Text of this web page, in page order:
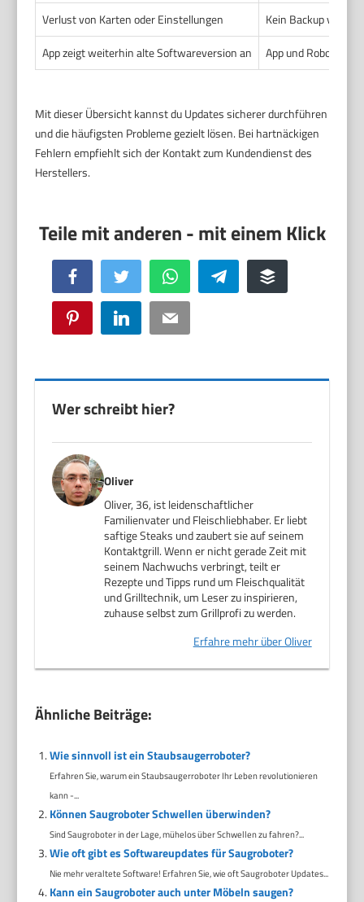
Verlust von Karten oder Einstellungen
Kein Backup vor
App zeigt weiterhin alte Softwareversion an
App und Roboter
Mit dieser Übersicht kannst du Updates sicherer durchführen
und die häufigsten Probleme gezielt lösen. Bei hartnäckigen
Fehlern empfiehlt sich der Kontakt zum Kundendienst des
Herstellers.
Facebook Twitter WhatsApp Telegram Buffer
Pinterest LinkedIn Email
Wer schreibt hier?
Oliver
Oliver, 36, ist leidenschaftlicher
Familienvater und Fleischliebhaber. Er liebt
saftige Steaks und zaubert sie auf seinem
Kontaktgrill. Wenn er nicht gerade Zeit mit
seinem Nachwuchs verbringt, teilt er
Rezepte und Tipps rund um Fleischqualität
und Grilltechnik, um Leser zu inspirieren,
zuhause selbst zum Grillprofi zu werden.
Erfahre mehr über Oliver
Ähnliche Beiträge:
Wie sinnvoll ist ein Staubsaugerroboter?
Erfahren Sie, warum ein Staubsaugerroboter Ihr Leben revolutionieren
kann -...
Können Saugroboter Schwellen überwinden?
Sind Saugroboter in der Lage, mühelos über Schwellen zu fahren?...
Wie oft gibt es Softwareupdates für Saugroboter?
Nie mehr veraltete Software! Erfahren Sie, wie oft Saugroboter Updates...
Kann ein Saugroboter auch unter Möbeln saugen?